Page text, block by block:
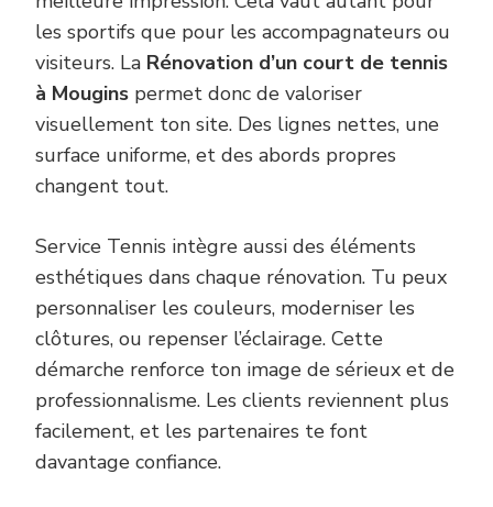
les sportifs que pour les accompagnateurs ou
visiteurs. La Rénovation d’un court de tennis
à Mougins permet donc de valoriser
visuellement ton site. Des lignes nettes, une
surface uniforme, et des abords propres
changent tout.
Service Tennis intègre aussi des éléments
esthétiques dans chaque rénovation. Tu peux
personnaliser les couleurs, moderniser les
clôtures, ou repenser l’éclairage. Cette
démarche renforce ton image de sérieux et de
professionnalisme. Les clients reviennent plus
facilement, et les partenaires te font
davantage confiance.